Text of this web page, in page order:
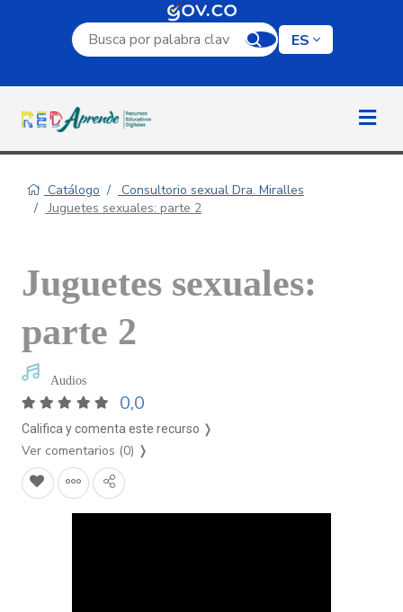
Campo de búsqueda por palabra clave
ES
Catálogo
Consultorio sexual Dra. Miralles
Juguetes sexuales: parte 2
Juguetes sexuales:
parte 2
Audios
0,0
Califica y comenta este recurso ❭
Ver comentarios (0) ❭